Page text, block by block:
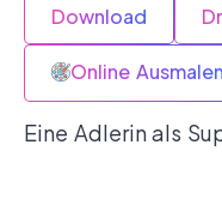
Download
Online Ausmalen
Eine Adlerin als